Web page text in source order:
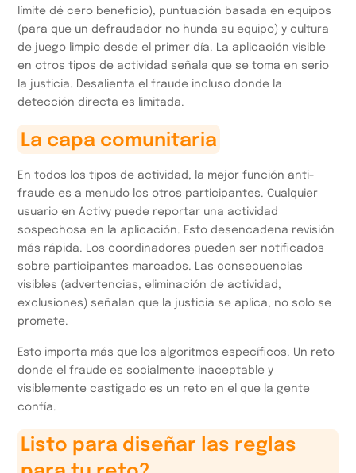
límite dé cero beneficio), puntuación basada en equipos
(para que un defraudador no hunda su equipo) y cultura
de juego limpio desde el primer día. La aplicación visible
en otros tipos de actividad señala que se toma en serio
la justicia. Desalienta el fraude incluso donde la
detección directa es limitada.
La capa comunitaria
En todos los tipos de actividad, la mejor función anti-
fraude es a menudo los otros participantes. Cualquier
usuario en Activy puede reportar una actividad
sospechosa en la aplicación. Esto desencadena revisión
más rápida. Los coordinadores pueden ser notificados
sobre participantes marcados. Las consecuencias
visibles (advertencias, eliminación de actividad,
exclusiones) señalan que la justicia se aplica, no solo se
promete.
Esto importa más que los algoritmos específicos. Un reto
donde el fraude es socialmente inaceptable y
visiblemente castigado es un reto en el que la gente
confía.
Listo para diseñar las reglas